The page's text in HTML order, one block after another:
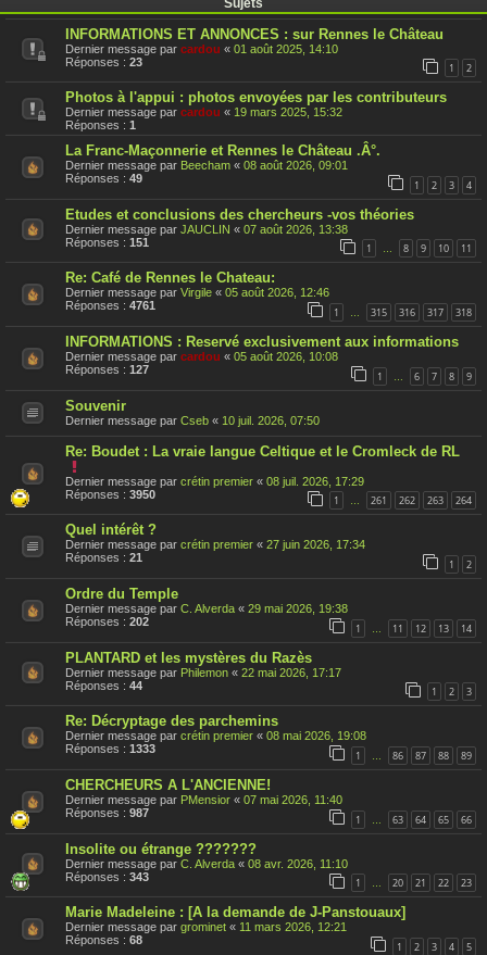
INFORMATIONS ET ANNONCES : sur Rennes le Château
Dernier message par cardou « 01 août 2025, 14:10
Réponses : 23 1 2
Photos à l'appui : photos envoyées par les contributeurs
Dernier message par cardou « 19 mars 2025, 15:32
Réponses : 1
La Franc-Maçonnerie et Rennes le Château .Â°.
Dernier message par Beecham « 08 août 2026, 09:01
Réponses : 49 1 2 3 4
Etudes et conclusions des chercheurs -vos théories
Dernier message par JAUCLIN « 07 août 2026, 13:38
Réponses : 151 1 … 8 9 10 11
Re: Café de Rennes le Chateau:
Dernier message par Virgile « 05 août 2026, 12:46
Réponses : 4761 1 … 315 316 317 318
INFORMATIONS : Reservé exclusivement aux informations
Dernier message par cardou « 05 août 2026, 10:08
Réponses : 127 1 6 7 8 9
Souvenir
Dernier message par Cseb « 10 juil. 2026, 07:50
Re: Boudet : La vraie langue Celtique et le Cromleck de RL
e
s
e
t
a
é
r
a
o
r
t
Dernier message par crétin premier « 08 juil. 2026, 17:29
Réponses : 3950 1 … 261 262 263 264
Quel intérêt ?
Dernier message par crétin premier « 27 juin 2026, 17:34
Réponses : 21 1 2
Ordre du Temple
Dernier message par C. Alverda « 29 mai 2026, 19:38
Réponses : 202 1 11 12 13 14
PLANTARD et les mystères du Razès
Dernier message par Philemon « 22 mai 2026, 17:17
Réponses : 44 1 2 3
Re: Décryptage des parchemins
Dernier message par crétin premier « 08 mai 2026, 19:08
Réponses : 1333 1 86 87 88 89
CHERCHEURS A L'ANCIENNE!
Dernier message par PMensior « 07 mai 2026, 11:40
Réponses : 987 1 63 64 65 66
Insolite ou étrange ???????
Dernier message par C. Alverda « 08 avr. 2026, 11:10
Réponses : 343 1 … 20 21 22 23
Marie Madeleine : [A la demande de J-Panstouaux]
Dernier message par grominet « 11 mars 2026, 12:21
Réponses : 68 1 2 3 4 5